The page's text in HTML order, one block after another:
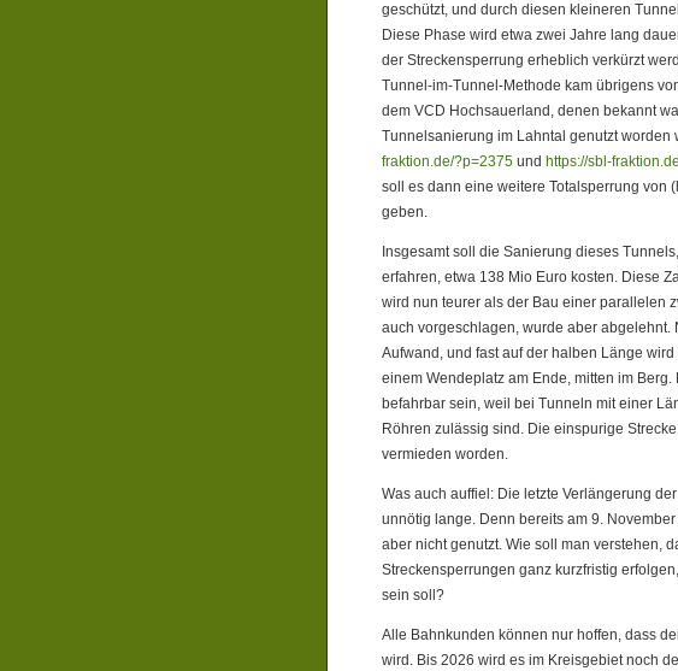
geschützt, und durch diesen kleineren
Diese Phase wird etwa zwei Jahre lang
der Streckensperrung erheblich verkürzt
Tunnel-im-Tunnel-Methode kam übrigens
dem VCD Hochsauerland, denen bekannt
Tunnelsanierung im Lahntal genutzt worden
fraktion.de/?p=2375 und https://sbl-
soll es dann eine weitere Totalsperrung von
geben.
Insgesamt soll die Sanierung dieses
erfahren, etwa 138 Mio Euro kosten. Diese
wird nun teurer als der Bau einer parallelen
auch vorgeschlagen, wurde aber abgelehnt.
Aufwand, und fast auf der halben Länge
einem Wendeplatz am Ende, mitten im
befahrbar sein, weil bei Tunneln mit einer
Röhren zulässig sind. Die einspurige
vermieden worden.
Was auch auffiel: Die letzte Verlängerung
unnötig lange. Denn bereits am 9.
aber nicht genutzt. Wie soll man verstehen,
Streckensperrungen ganz kurzfristig
sein soll?
Alle Bahnkunden können nur hoffen, dass
wird. Bis 2026 wird es im Kreisgebiet noch